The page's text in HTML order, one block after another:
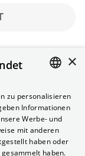
vor Filmbeginn
Benefits
ENGLISH
×
zu personalisieren
Informationen
Werbe- und
mit anderen
haben oder
haben.